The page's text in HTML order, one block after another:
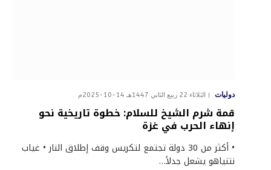
دوليات الثلاثاء 22 ربيع الثاني 1447هـ 14-10-2025م
قمة شرم الشيخ للسلام: خطوة تاريخية نحو
إنهاء الحرب في غزة
• أكثر من 30 دولة تجتمع لتكريس وقف إطلاق النار • غياب
نتنياهو يشعل جدلاً…